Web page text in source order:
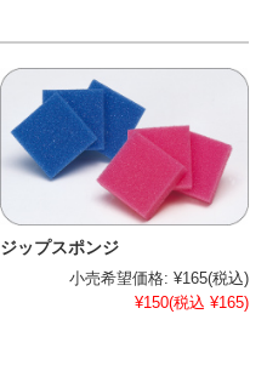
ジップスポンジ
小売希望価格: ¥165(税込)
¥150(税込 ¥165)